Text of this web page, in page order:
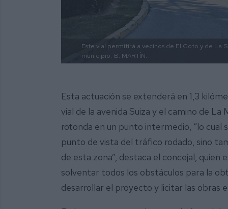
Este vial permitirá a vecinos de El Coto y de La
municipio. B. MARTÍN.
Esta actuación se extenderá en 1,3
vial de la avenida Suiza y el camino de
rotonda en un punto intermedio, “lo
punto de vista del tráfico rodado, sino
de esta zona”, destaca el concejal, quien
solventar todos los obstáculos para la
desarrollar el proyecto y licitar las obras